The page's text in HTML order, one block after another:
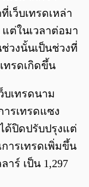
เว็บเทรดเหล่า
แต่ในเวลาต่อมา
ช่วงนั้นเป็นช่วงที่
ทรดเกิดขึ้น
เทรดนาม
รเทรดแซง
ด้ปิดปรับปรุงแต่
ารเทรดเพิ่มขึ้น
าร์ เป็น 1,297